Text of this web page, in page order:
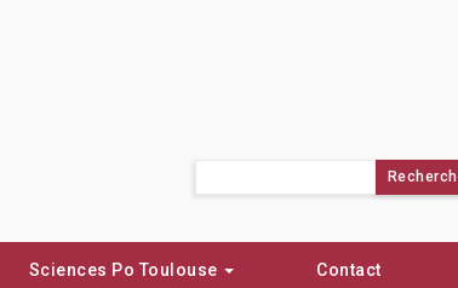
Sciences Po Toulouse Contact